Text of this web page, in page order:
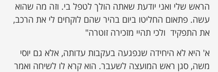
הראש שלי ואני יודעת שאתה הולך לטפל בי. וזה מה שהוא
עשה. פתאום החליטו ביום בהיר שהם לוקחים לי את הרכב,
את התפקיד ולכי תהיי מזכירה זוטרה"
א' היא לא היחידה שנפגעה בעקבות עדותה, אלא גם יוסי
משה, סגן ראש המועצה לשעבר. הוא קרא לו לשיחה ואמר